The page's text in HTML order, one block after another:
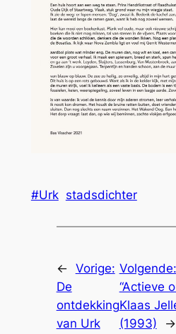
#Urk stadsdichter
← Vorige:
De
ontdekking
van Urk
Volgende:
“Actieve
Klaas
(1993)
→